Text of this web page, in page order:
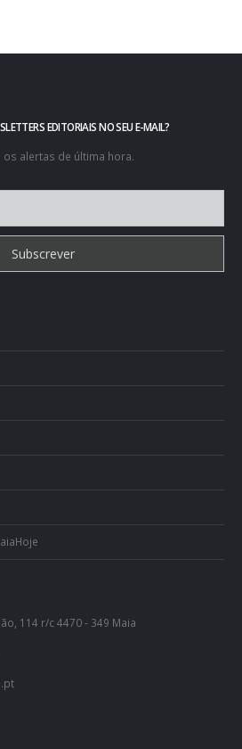
EDITORIAIS NO SEU E-MAIL?
os alertas de última hora.
114 r/c 4470 - 349 Maia